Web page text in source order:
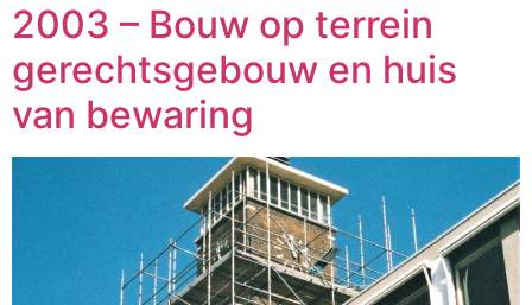
2003 – Bouw op terrein
gerechtsgebouw en huis
van bewaring